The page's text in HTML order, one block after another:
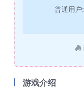
普通用户:
游戏介绍